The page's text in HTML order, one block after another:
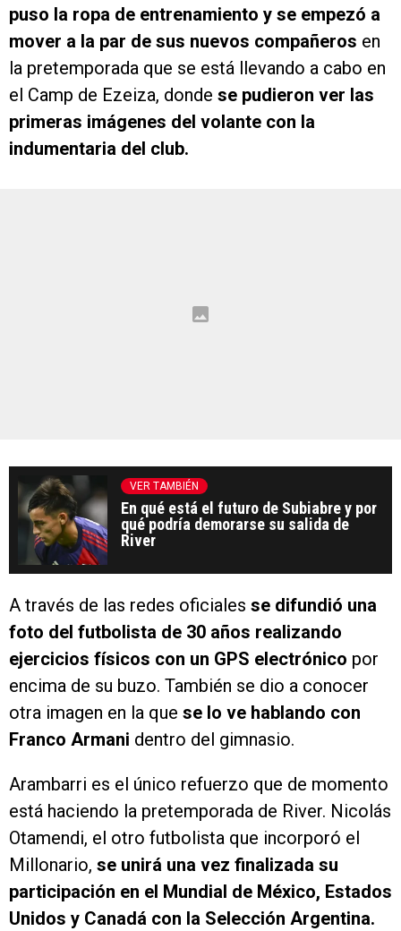
puso la ropa de entrenamiento y se empezó a
mover a la par de sus nuevos compañeros en
la pretemporada que se está llevando a cabo en
el Camp de Ezeiza, donde se pudieron ver las
primeras imágenes del volante con la
indumentaria del club.
VER TAMBIÉN
En qué está el futuro de Subiabre y por
qué podría demorarse su salida de
River
A través de las redes oficiales se difundió una
foto del futbolista de 30 años realizando
ejercicios físicos con un GPS electrónico por
encima de su buzo. También se dio a conocer
otra imagen en la que se lo ve hablando con
Franco Armani dentro del gimnasio.
Arambarri es el único refuerzo que de momento
está haciendo la pretemporada de River. Nicolás
Otamendi, el otro futbolista que incorporó el
Millonario, se unirá una vez finalizada su
participación en el Mundial de México, Estados
Unidos y Canadá con la Selección Argentina.